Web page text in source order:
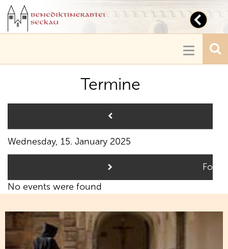
Toggle
Termine
Wednesday, 15. January 2025
No events were found